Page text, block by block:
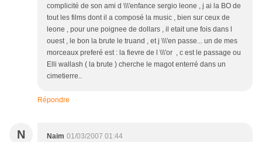
complicité de son ami d \\\'enfance sergio leone , j ai la BO de
tout les films dont il a composé la music , bien sur ceux de
leone , pour une poignee de dollars , il etait une fois dans l
ouest , le bon la brute le truand , et j \\\'en passe... un de mes
morceaux preferé est : la fievre de l \\\'or , c est le passage ou
Elli wallash ( la brute ) cherche le magot enterré dans un
cimetierre..
Répondre
N Naim 01/03/2007 01:44